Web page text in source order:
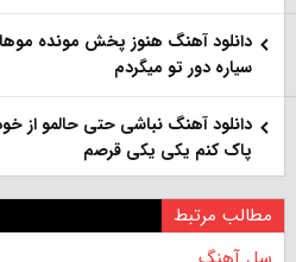
دانلود آهنگ هنوز پخش مونده
سیاره دور تو میگردم
دانلود آهنگ نباشی حتی حالمو از
پاک کنم یکی یکی قرصم
مطالب مرتبط